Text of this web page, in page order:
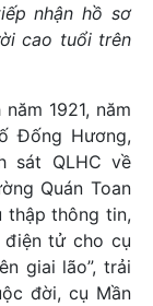
nhận hồ sơ
cao tuổi trên
1921, năm
Đống Hương,
sát QLHC về
Quán Toan
thập thông tin,
điện tử cho cụ
giai lão”, trải
đời, cụ Mần